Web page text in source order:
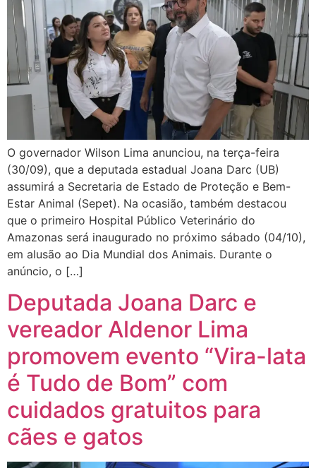
O governador Wilson Lima anunciou, na terça-feira
(30/09), que a deputada estadual Joana Darc (UB)
assumirá a Secretaria de Estado de Proteção e Bem-
Estar Animal (Sepet). Na ocasião, também destacou
que o primeiro Hospital Público Veterinário do
Amazonas será inaugurado no próximo sábado (04/10),
em alusão ao Dia Mundial dos Animais. Durante o
anúncio, o […]
Deputada Joana Darc e
vereador Aldenor Lima
promovem evento “Vira-lata
é Tudo de Bom” com
cuidados gratuitos para
cães e gatos